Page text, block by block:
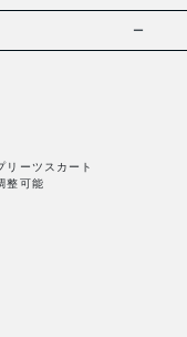
ー
リーツスカート
整可能